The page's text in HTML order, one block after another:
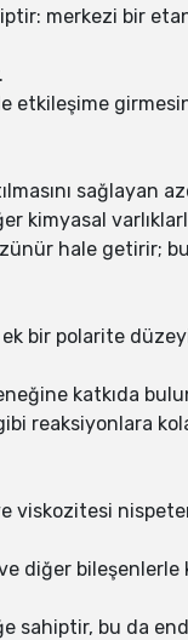
merkezi bir
etkileşime
sağlayan
kimyasal
hale getirir;
bir polarite
katkıda
reaksiyonlara
ve viskozitesi
diğer bileşenlerle
sahiptir, bu da